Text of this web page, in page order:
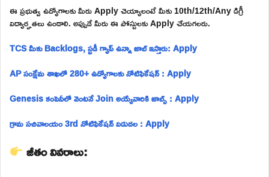
ఈ ప్రభుత్వ ఉద్యోగాలకు మీరు Apply చెయ్యాలంటే మీకు 10th/12th/Any డిగ్రీ
విద్యార్హతలు ఉండాలి. అప్పుడే మీరు ఈ పోస్టులకు Apply చేయగలరు.
TCS మీకు Backlogs, స్టడీ గ్యాప్ ఉన్నా జాబ్ ఇస్తారు: Apply
AP సంక్షేమ శాఖలో 280+ ఉద్యోగాలకు నోటిఫికేషన్ : Apply
Genesis కంపెనీలో వెంటనే Join అయ్యేవారికి జాబ్స్ : Apply
గ్రామ సచివాలయం 3rd నోటిఫికేషన్ విడుదల : Apply
జీతం వివరాలు: